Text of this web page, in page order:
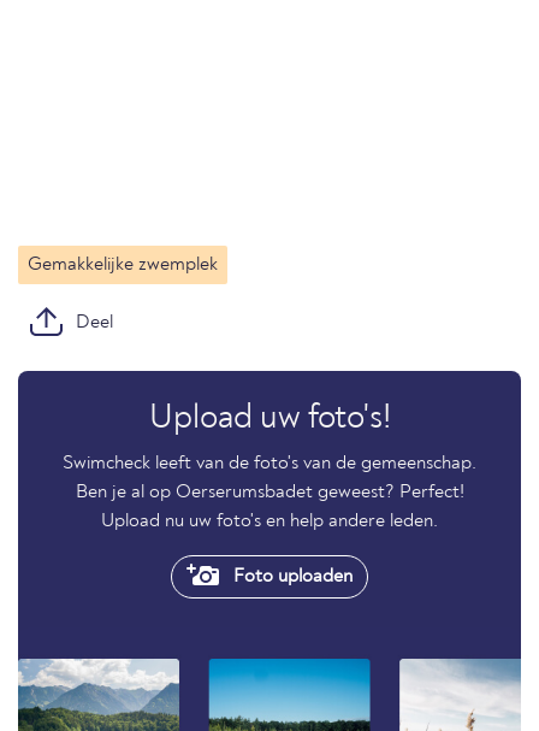
Gemakkelijke zwemplek
Deel
Upload uw foto's!
Swimcheck leeft van de foto's van de gemeenschap.
Ben je al op Oerserumsbadet geweest? Perfect!
Upload nu uw foto's en help andere leden.
Foto uploaden